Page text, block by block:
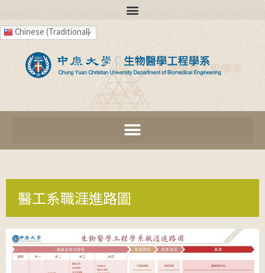
Chinese (Traditional)
醫工系職涯進路圖